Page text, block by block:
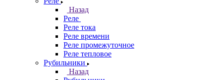
Назад
Реле
Реле тока
Реле времени
Реле промежуточное
Реле тепловое
Рубильники
Назад